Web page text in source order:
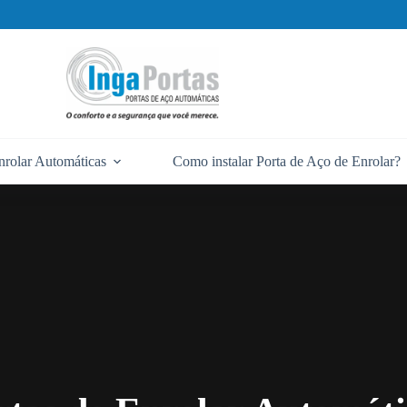
Automáticas Como instalar Porta de Aço de Enrolar?